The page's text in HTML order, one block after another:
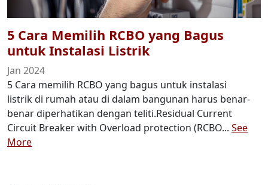
5 Cara Memilih RCBO yang Bagus
untuk Instalasi Listrik
Jan 2024
5 Cara memilih RCBO yang bagus untuk instalasi
listrik di rumah atau di dalam bangunan harus benar-
benar diperhatikan dengan teliti.Residual Current
Circuit Breaker with Overload protection (RCBO... See
More